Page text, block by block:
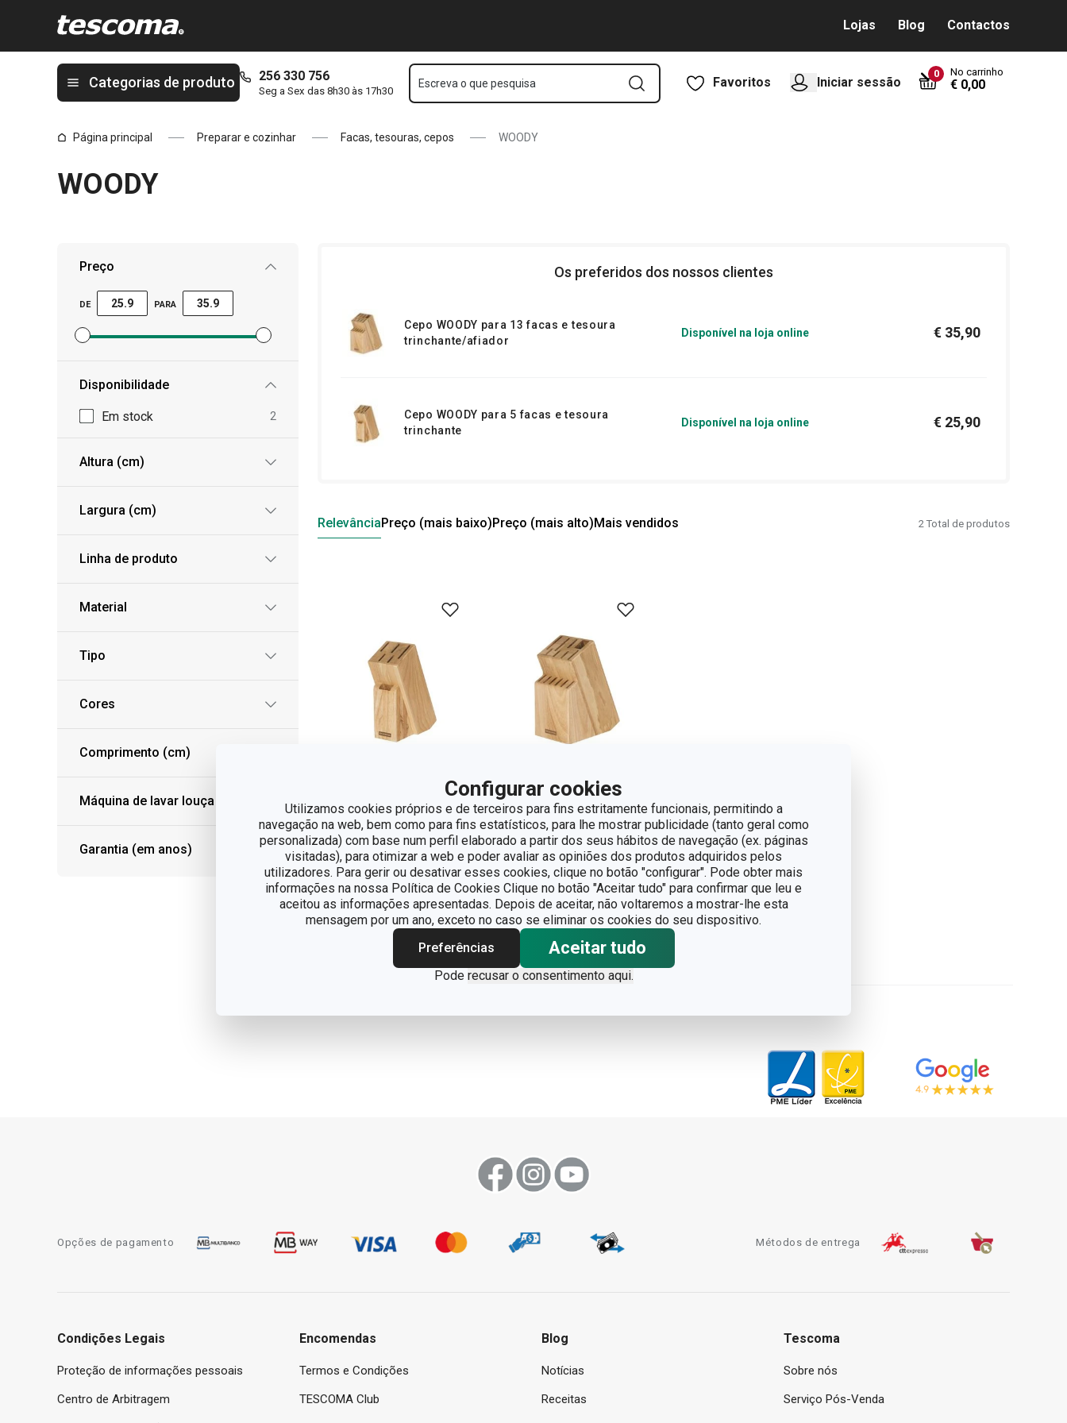
Configurar cookies
Utilizamos cookies próprios e de terceiros para fins estritamente funcionais, permitindo a
navegação na web, bem como para fins estatísticos, para lhe mostrar publicidade (tanto geral como
personalizada) com base num perfil elaborado a partir dos seus hábitos de navegação (ex. páginas
visitadas), para otimizar a web e poder avaliar as opiniões dos produtos adquiridos pelos
utilizadores. Para gerir ou desativar esses cookies, clique no botão "configurar". Pode obter mais
informações na nossa Política de Cookies Clique no botão "Aceitar tudo" para confirmar que leu e
aceitou as informações apresentadas. Depois de aceitar, não voltaremos a mostrar-lhe esta
mensagem por um ano, exceto no caso se eliminar os cookies do seu dispositivo.
Preferências
Aceitar tudo
Pode recusar o consentimento aqui.
Lojas Blog Contactos
Categorias de produto 256 330 756
Seg a Sex das 8h30 às 17h30
Escreva o que pesquisa Favoritos Iniciar sessão
0 No carrinho
€ 0,00
Página principal Preparar e cozinhar Facas, tesouras, cepos WOODY
WOODY
Preço
DE PARA
Definir filtro de preço mínimo
Definir filtro de preço máximo
Disponibilidade
Em stock 2
Altura (cm)
Largura (cm)
Linha de produto
Material
Tipo
Cores
Comprimento (cm)
Máquina de lavar louça
Garantia (em anos)
Os preferidos dos nossos clientes
Cepo WOODY para 13 facas e tesoura
trinchante/afiador
Disponível na loja online € 35,90
Cepo WOODY para 5 facas e tesoura
trinchante
Disponível na loja online € 25,90
RelevânciaPreço (mais baixo)Preço (mais alto)Mais vendidos 2Total de produtos
Cepo WOODY para
5 facas e tesoura
trinchante
€ 25,90
Disponível na loja online
COMPRAR
Portes grátis
Cepo WOODY para
13 facas e tesoura
trinchante/afiador
€ 35,90
Disponível na loja online
COMPRAR
Opções de pagamento Métodos de entrega
Condições Legais
Proteção de informações pessoais
Centro de Arbitragem
Encomendas
Termos e Condições
TESCOMA Club
Blog
Notícias
Receitas
Tescoma
Sobre nós
Serviço Pós-Venda